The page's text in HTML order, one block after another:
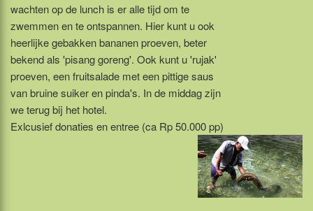
wachten op de lunch is er alle tijd om te
zwemmen en te ontspannen. Hier kunt u ook
heerlijke gebakken bananen proeven, beter
bekend als 'pisang goreng'. Ook kunt u 'rujak'
proeven, een fruitsalade met een pittige saus
van bruine suiker en pinda's. In de middag zijn
we terug bij het hotel.
Exlcusief donaties en entree (ca Rp 50.000 pp)